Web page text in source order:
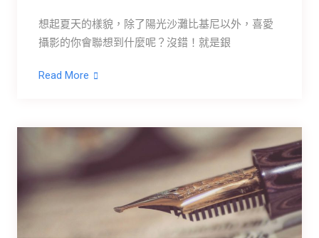
想起夏天的樣貌，除了陽光沙灘比基尼以外，喜愛
攝影的你會聯想到什麼呢？沒錯！就是銀
Read More